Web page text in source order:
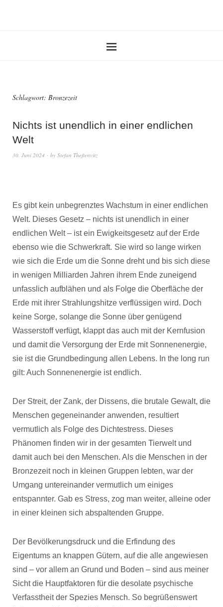
Schlagwort: Bronzezeit
Nichts ist unendlich in einer endlichen
Welt
30. Juni 2024 by Stefan Theßenvitz
Es gibt kein unbegrenztes Wachstum in einer endlichen
Welt. Dieses Gesetz – nichts ist unendlich in einer
endlichen Welt – ist ein Ewigkeitsgesetz auf der Erde
ebenso wie die Schwerkraft. Sie wird so lange wirken
wie sich die Erde um die Sonne dreht und bis sich diese
in wenigen Milliarden Jahren ihrem Ende zuneigend
unfasslich aufblähen und als Folge die Oberfläche der
Erde mit ihrer Strahlungshitze verflüssigen wird. Doch
keine Sorge, solange die Sonne über genügend
Wasserstoff verfügt, klappt das auch mit der Kernfusion
und damit die Versorgung der Erde mit Sonnenenergie,
sie ist die Grundbedingung allen Lebens. In the long run
gilt: Auch Sonnenenergie ist endlich.
Der Streit, der Zank, der Dissens, die brutale Gewalt, die
Menschen gegeneinander anwenden, resultiert
vermutlich als Folge des Dichtestress. Dieses
Phänomen finden wir in der gesamten Tierwelt und
damit auch bei den Menschen. Als die Menschen in der
Bronzezeit noch in kleinen Gruppen lebten, war der
Umgang untereinander vermutlich um einiges
entspannter. Gab es Stress, zog man weiter, alleine oder
in einer kleinen sich abspaltenden Gruppe.
Der Bevölkerungsdruck und die Erfindung des
Eigentums an knappen Gütern, auf die alle angewiesen
sind – vor allem an Grund und Boden – sind aus meiner
Sicht die Hauptfaktoren für die desolate psychische
Verfasstheit der Spezies Mensch. So begrüßenswert